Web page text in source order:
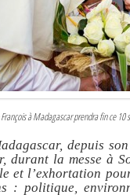
à Madagascar prendra fin ce
depuis
durant la messe à
et l’exhortation
: politique,